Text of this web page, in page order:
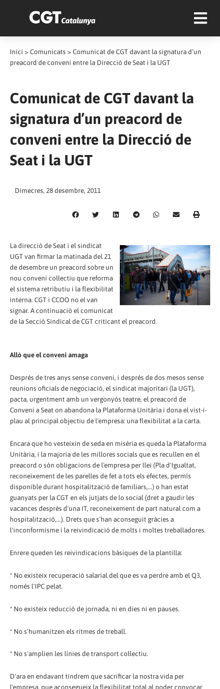
Inici > Comunicats > Comunicat de CGT davant la signatura d’un
preacord de conveni entre la Direcció de Seat i la UGT
Comunicat de CGT davant la
signatura d’un preacord de
conveni entre la Direcció de
Seat i la UGT
Dimecres, 28 desembre, 2011
La direcció de Seat i el sindicat
UGT van firmar la matinada del 21
de desembre un preacord sobre un
nou conveni col·lectiu que reforma
el sistema retributiu i la flexibilitat
interna. CGT i CCOO no el van
signar. A continuació el comunicat
de la Secció Sindical de CGT criticant el preacord.
Allò que el conveni amaga
Després de tres anys sense conveni, i després de dos mesos sense
reunions oficials de negociació, el sindicat majoritari (la UGT),
pacta, urgentment amb un vergonyós teatre, el preacord de
Conveni a Seat on abandona la Plataforma Unitària i dona el vist-i-
plau al principal objectiu de l'empresa: una flexibilitat a la carta.
Encara que ho vesteixin de seda en misèria es queda la Plataforma
Unitària, i la majoria de les millores socials que es recullen en el
preacord o són obligacions de l'empresa per llei (Pla d'Igualtat,
reconeixement de les parelles de fet a tots els efectes, permís
disponible durant hospitalització de familiars,...) o han estat
guanyats per la CGT en els jutjats de lo social (dret a gaudir les
vacances després d'una IT, reconeixement de part natural com a
hospitalització,...). Drets que s'han aconseguit gràcies a
l'inconformisme i la reivindicació de molts i moltes treballadores.
Enrere queden les reivindicacions bàsiques de la plantilla:
* No existeix recuperació salarial del que es va perdre amb el Q3,
només l'IPC pelat.
* No existeix reducció de jornada, ni en dies ni en pauses.
* No s'humanitzen els ritmes de treball.
* No s'amplien les línies de transport col·lectiu.
D'ara en endavant tindrem que sacrificar la nostra vida per
l'empresa, que aconsegueix la flexibilitat total al poder convocar